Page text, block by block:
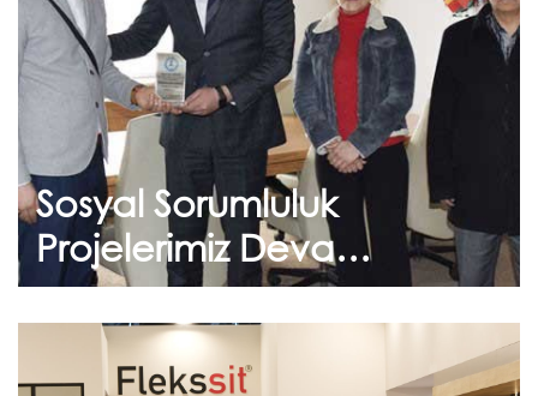
Sosyal Sorumluluk
Projelerimiz Devam
Etmektedir
Yürütülen sosyal sorumluluk projeleri
kapsamında; Şehit Bülent Doğan İlkokulu
yöneticileri katkı ve desteklerimizden dolay...
Devam et
Kasım 12, 2024